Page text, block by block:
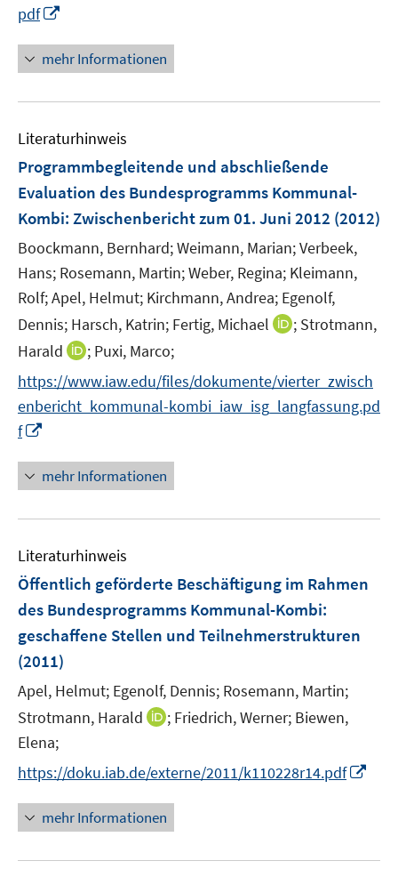
pdf
n
e
u
m
F
n
s
t
e
ö
f
f
n
e
n
mehr Informationen
Literaturhinweis
Programmbegleitende und abschließende
Evaluation des Bundesprogramms Kommunal-
Kombi: Zwischenbericht zum 01. Juni 2012 (2012)
Boockmann, Bernhard;Weimann, Marian;Verbeek,
Hans; Rosemann, Martin;Weber, Regina; Kleimann,
Rolf;Apel, Helmut; Kirchmann, Andrea; Egenolf,
Dennis; Harsch, Katrin; Fertig, Michael
I
e
u
n
e
ö
f
n
e
n
; Strotmann,
Harald
I
n
e
e
m
e
s
t
e
f
n
; Puxi, Marco;
https://www.iaw.edu/files/dokumente/vierter_zwisch
enbericht_kommunal-kombi_iaw_isg_langfassung.pd
f
n
e
u
m
F
n
s
t
e
ö
f
f
e
n
mehr Informationen
Literaturhinweis
Öffentlich geförderte Beschäftigung im Rahmen
des Bundesprogramms Kommunal-Kombi:
geschaffene Stellen und Teilnehmerstrukturen
(2011)
Apel, Helmut; Egenolf, Dennis; Rosemann, Martin;
Strotmann, Harald
I
e
u
F
; Friedrich, Werner; Biewen,
Elena;
https://doku.iab.de/externe/2011/k110228r14.pdf
u
mehr Informationen